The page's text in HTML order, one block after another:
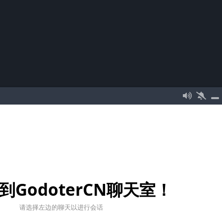
GodoterCN聊天室！
请选择左边的聊天以进行会话